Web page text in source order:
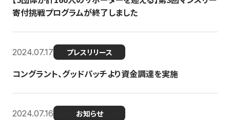
寄付挑戦プログラムが終了しました
2024.07.17 プレスリリース
コングラント、グッドパッチより資金調達を実施
2024.07.16 お知らせ